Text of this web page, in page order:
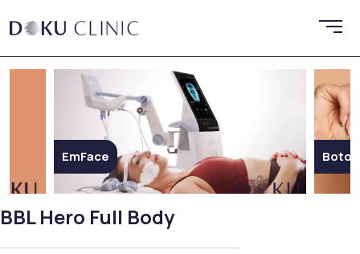
EmFace Botox
BBL Hero Full Body